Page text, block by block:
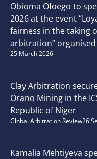
Obioma Ofoego to
2026 at the event
fairness in the taking
arbitration”
25 March 2026
Clay Arbitration
Orano Mining in the
Republic of Niger
Global Arbitration Review26
Kamalia Mehtiyeva